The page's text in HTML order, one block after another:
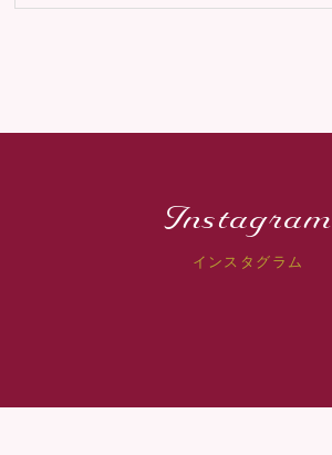
Instagram
インスタグラム